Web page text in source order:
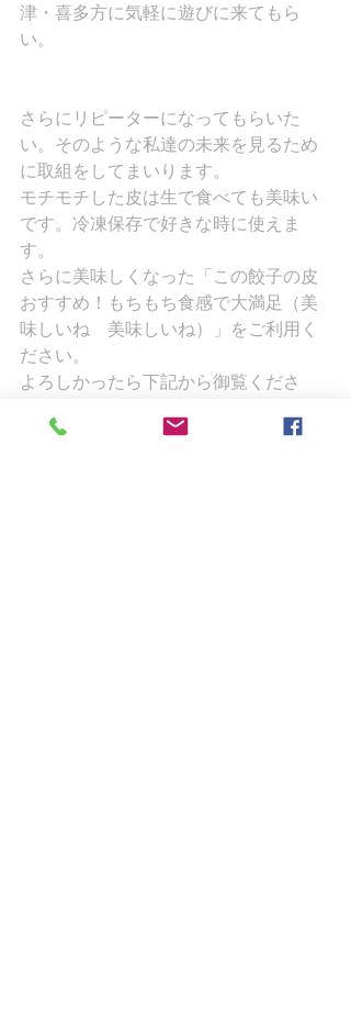
津・喜多方に気軽に遊びに来てもら
い。
さらにリピーターになってもらいた
い。そのような私達の未来を見るため
に取組をしてまいります。
モチモチした皮は生で食べても美味い
です。冷凍保存で好きな時に使えま
す。
さらに美味しくなった「この餃子の皮
おすすめ！もちもち食感で大満足（美
味しいね　美味しいね）」をご利用く
ださい。
よろしかったら下記から御覧くださ